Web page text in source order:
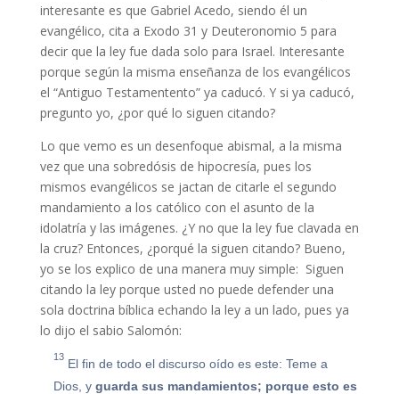
interesante es que Gabriel Acedo, siendo él un
evangélico, cita a Exodo 31 y Deuteronomio 5 para
decir que la ley fue dada solo para Israel. Interesante
porque según la misma enseñanza de los evangélicos
el “Antiguo Testamentento” ya caducó. Y si ya caducó,
pregunto yo, ¿por qué lo siguen citando?
Lo que vemo es un desenfoque abismal, a la misma
vez que una sobredósis de hipocresía, pues los
mismos evangélicos se jactan de citarle el segundo
mandamiento a los católico con el asunto de la
idolatría y las imágenes. ¿Y no que la ley fue clavada en
la cruz? Entonces, ¿porqué la siguen citando? Bueno,
yo se los explico de una manera muy simple: Siguen
citando la ley porque usted no puede defender una
sola doctrina bíblica echando la ley a un lado, pues ya
lo dijo el sabio Salomón:
13El fin de todo el discurso oído es este: Teme a
Dios, y guarda sus mandamientos; porque esto es